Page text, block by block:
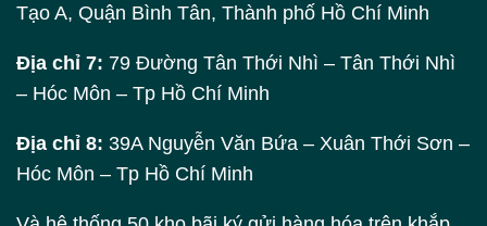
Tạo A, Quận Bình Tân, Thành phố Hồ Chí Minh
Địa chỉ 7: 79 Đường Tân Thới Nhì – Tân Thới Nhì
– Hóc Môn – Tp Hồ Chí Minh
Địa chỉ 8: 39A Nguyễn Văn Bứa – Xuân Thới Sơn –
Hóc Môn – Tp Hồ Chí Minh